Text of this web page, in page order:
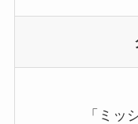
「ミッ